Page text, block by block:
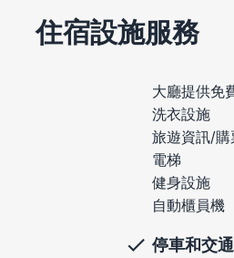
住宿設施服務
大廳提供免
洗衣設施
旅遊資訊/購
電梯
健身設施
自動櫃員機
停車和交